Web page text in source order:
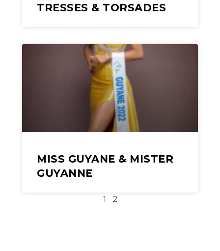
TRESSES & TORSADES
MISS GUYANE & MISTER
GUYANNE
1 2